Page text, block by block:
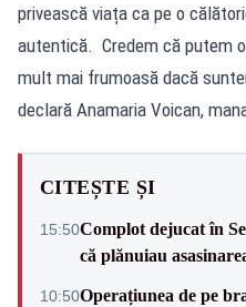
privească viața ca pe o
autentică. Credem că putem
mult mai frumoasă dacă
declară Anamaria Voican,
CITEȘTE ȘI
15:50Complot dejucat în
că plănuiau
10:50Operațiunea de pe